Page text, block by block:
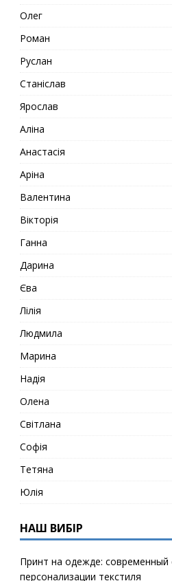
Олег
Роман
Руслан
Станіслав
Ярослав
Аліна
Анастасія
Аріна
Валентина
Вікторія
Ганна
Дарина
Єва
Лілія
Людмила
Марина
Надія
Олена
Світлана
Софія
Тетяна
Юлія
НАШ ВИБІР
Принт на одежде: современный
персонализации текстиля